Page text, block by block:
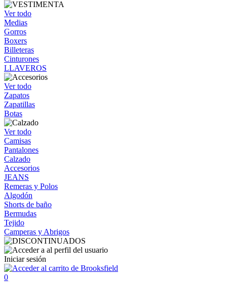
Ver todo
Medias
Gorros
Boxers
Billeteras
Cinturones
LLAVEROS
Ver todo
Zapatos
Zapatillas
Botas
Ver todo
Camisas
Pantalones
Calzado
Accesorios
JEANS
Remeras y Polos
Algodón
Shorts de baño
Bermudas
Tejido
Camperas y Abrigos
Iniciar sesión
0